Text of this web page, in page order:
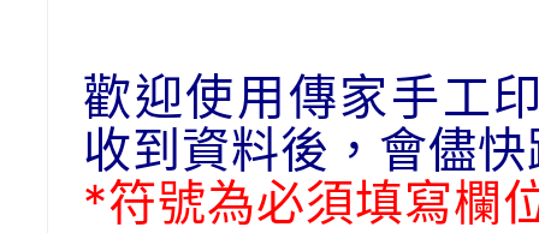
歡迎使用傳家手工
收到資料後，會儘
*符號為必須填寫欄